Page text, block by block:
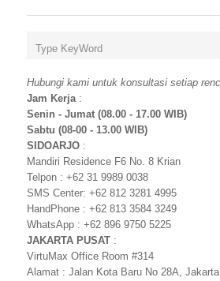
Hubungi kami untuk konsultasi setiap
Jam Kerja:
Senin - Jumat (08.00 - 17.00 WIB)
Sabtu (08-00 - 13.00 WIB)
SIDOARJO :
Mandiri Residence F6 No. 8 Krian
Telpon : +62 31 9989 0038
SMS Center: +62 812 3281 4995
HandPhone : +62 813 3584 3249
WhatsApp : +62 896 9750 5225
JAKARTA PUSAT :
VirtuMax Office Room #314
Alamat : Jalan Kota Baru No 28A,